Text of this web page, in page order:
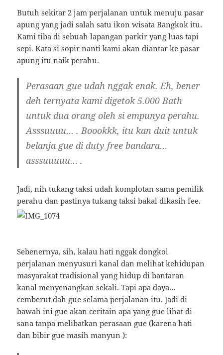
Butuh sekitar 2 jam perjalanan untuk menuju pasar
apung yang jadi salah satu ikon wisata Bangkok itu.
Kami tiba di sebuah lapangan parkir yang luas tapi
sepi. Kata si sopir nanti kami akan diantar ke pasar
apung itu naik perahu.
Perasaan gue udah nggak enak. Eh, bener
deh ternyata kami digetok 5.000 Bath
untuk dua orang oleh si empunya perahu.
Asssuuuu… . Boookkk, itu kan duit untuk
belanja gue di duty free bandara…
asssuuuuu… .
Jadi, nih tukang taksi udah komplotan sama pemilik
perahu dan pastinya tukang taksi bakal dikasih fee.
Sebenernya, sih, kalau hati nggak dongkol
perjalanan menyusuri kanal dan melihat kehidupan
masyarakat tradisional yang hidup di bantaran
kanal menyenangkan sekali. Tapi apa daya…
cemberut dah gue selama perjalanan itu. Jadi di
bawah ini gue akan ceritain apa yang gue lihat di
sana tanpa melibatkan perasaan gue (karena hati
dan bibir gue masih manyun ):